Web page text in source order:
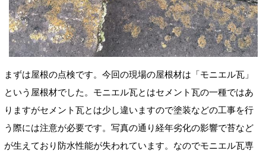
まずは屋根の点検です。今回の現場の屋根材は「モニエル瓦」
という屋根材でした。モニエル瓦とはセメント瓦の一種ではあ
りますがセメント瓦とは少し違いますので塗装などの工事を行
う際には注意が必要です。写真の通り経年劣化の影響で苔など
が生えており防水性能が失われています。なのでモニエル瓦専